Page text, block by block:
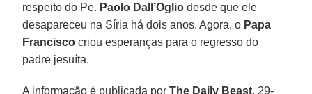
respeito do Pe. Paolo Dall’Oglio desde que ele
desapareceu na Síria há dois anos. Agora, o Papa
Francisco criou esperanças para o regresso do
padre jesuíta.
A informação é publicada porThe Daily Beast, 29-